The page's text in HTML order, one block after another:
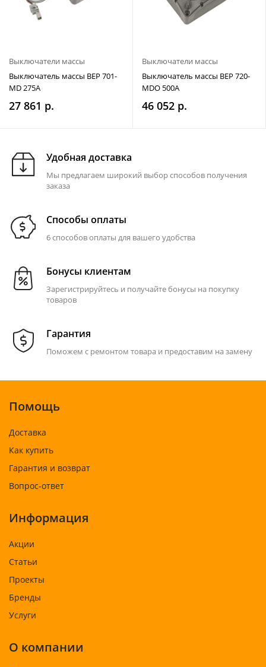
Выключатели массы
Выключатель массы BEP 701-
MD 275A
27 861 р.
Выключатели массы
Выключатель массы BEP 720-
MDO 500A
46 052 р.
Удобная доставка
Мы предлагаем широкий выбор способов получения
заказа
Способы оплаты
6 способов оплаты для вашего удобства
Бонусы клиентам
Зарегистрируйтесь и получайте бонусы на покупку
товаров
Гарантия
Поможем с ремонтом товара и предоставим на замену
Помощь
Доставка
Как купить
Гарантия и возврат
Вопрос-ответ
Информация
Акции
Статьи
Проекты
Бренды
Услуги
О компании